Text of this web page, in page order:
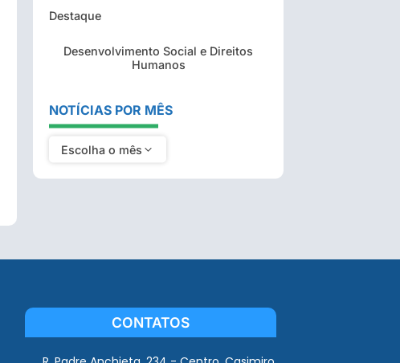
Destaque
Desenvolvimento Social e Direitos
Humanos
NOTÍCIAS POR MÊS
Escolha o mês
CONTATOS